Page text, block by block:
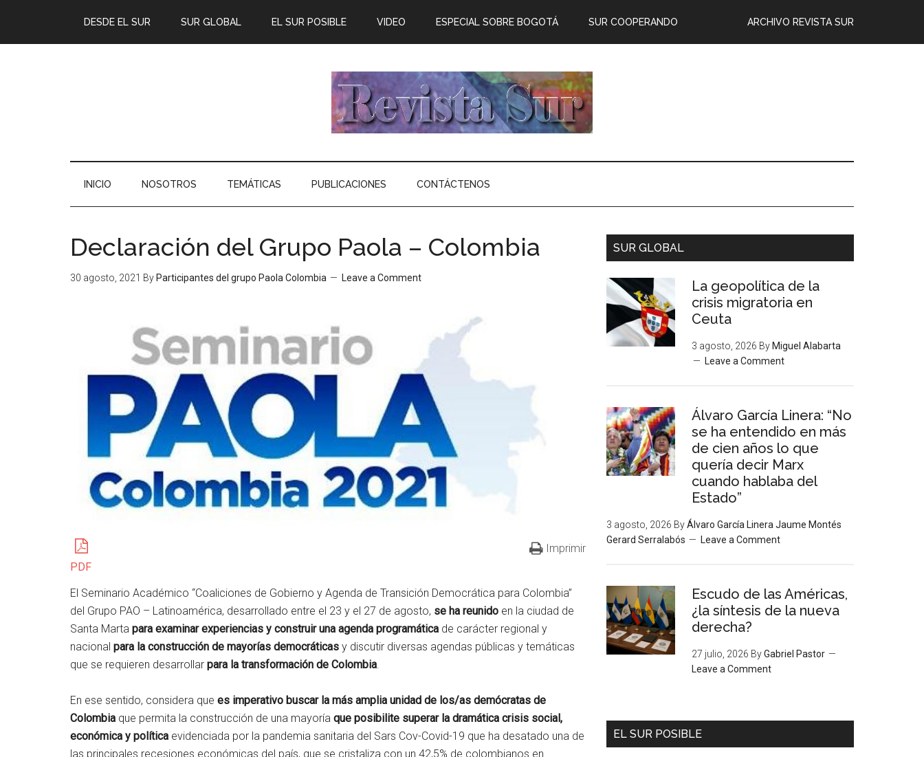
DESDE EL SUR SUR GLOBAL EL SUR POSIBLE ARCHIVO REVISTA SUR
VIDEO ESPECIAL SOBRE BOGOTÁ SUR COOPERANDO
INICIO NOSOTROS TEMÁTICAS PUBLICACIONES CONTÁCTENOS
Declaración del Grupo Paola – Colombia
30 agosto, 2021 By Participantes del grupo Paola Colombia Leave a Comment
PDF
Imprimir
El Seminario Académico “Coaliciones de Gobierno y Agenda de Transición Democrática para Colombia”
del Grupo PAO – Latinoamérica, desarrollado entre el 23 y el 27 de agosto, se ha reunido en la ciudad de
Santa Marta para examinar experiencias y construir una agenda programática de carácter regional y
nacional para la construcción de mayorías democráticas y discutir diversas agendas públicas y temáticas
que se requieren desarrollar para la transformación de Colombia.
En ese sentido, considera que es imperativo buscar la más amplia unidad de los/as demócratas de
Colombia que permita la construcción de una mayoría que posibilite superar la dramática crisis social,
económica y política evidenciada por la pandemia sanitaria del Sars Cov-Covid-19 que ha desatado una de
las principales recesiones económicas del país, que se cristaliza con un 42,5% de colombianos en
SUR GLOBAL
La geopolítica de la
crisis migratoria en
Ceuta
3 agosto, 2026 By Miguel Alabarta
Leave a Comment
Álvaro García Linera: “No
se ha entendido en más
de cien años lo que
quería decir Marx
cuando hablaba del
Estado”
3 agosto, 2026 ByÁlvaro García Linera Jaume Montés
Gerard Serralabós
Leave a Comment
Escudo de las Américas,
¿la síntesis de la nueva
derecha?
27 julio, 2026 ByGabriel Pastor
Leave a Comment
EL SUR POSIBLE